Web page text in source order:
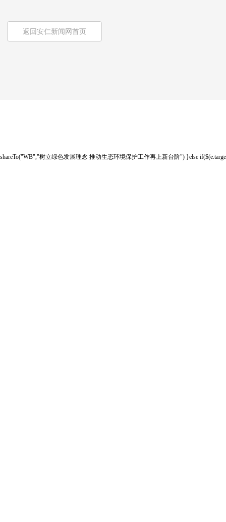
返回安仁新闻网首页
shareTo("WB","树立绿色发展理念 推动生态环境保护工作再上新台阶") }else